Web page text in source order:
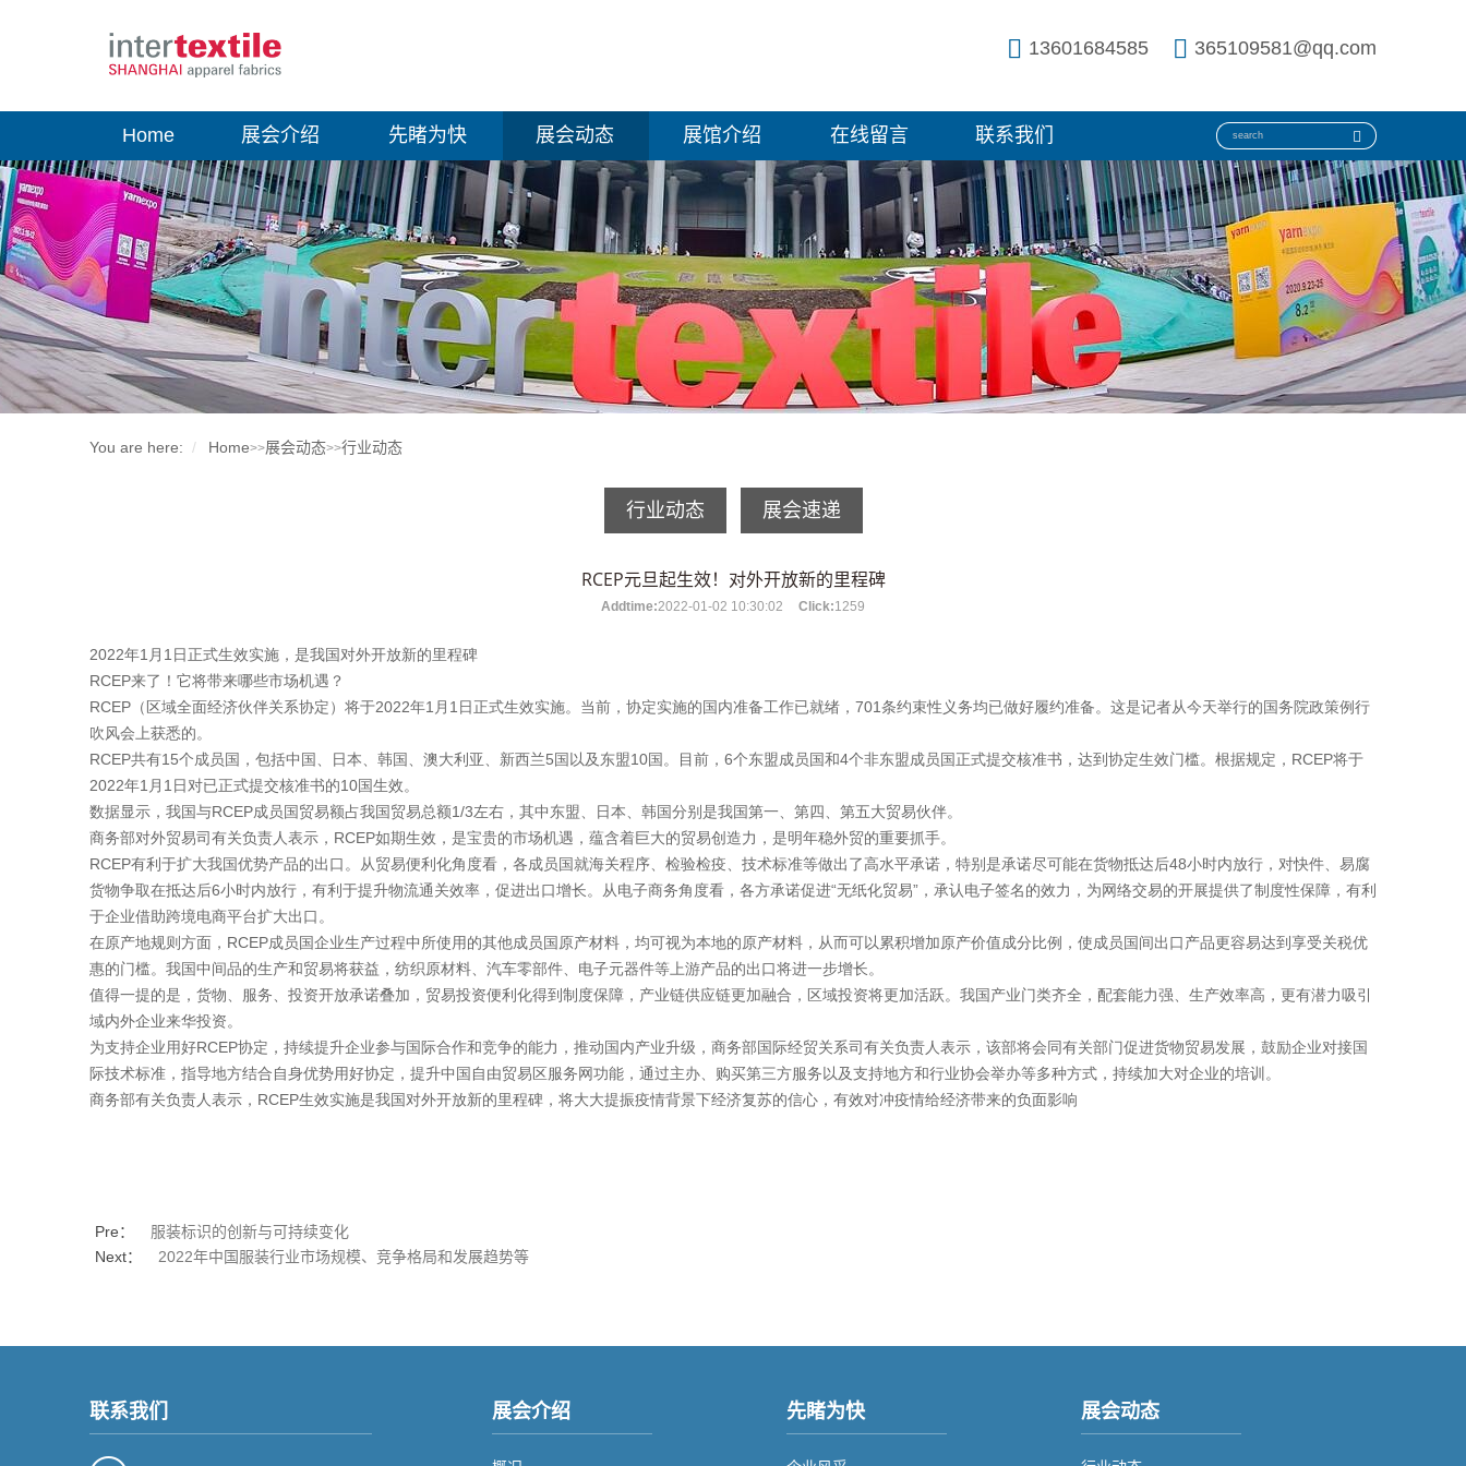
365109581@qq.com
13601684585
Home 展会介绍 先睹为快 展会动态 展馆介绍 在线留言 联系我们
You are here: Home>>展会动态>>行业动态
行业动态 展会速递
RCEP元旦起生效！对外开放新的里程碑
Addtime:2022-01-02 10:30:02 Click:1259
2022年1月1日正式生效实施，是我国对外开放新的里程碑
RCEP来了！它将带来哪些市场机遇？
RCEP（区域全面经济伙伴关系协定）将于2022年1月1日正式生效实施。当前，协定实施的国内准备工作已就绪，701条约束性义务均已做好履约准备。这是记者从今天举行的国务院政策例行
吹风会上获悉的。
RCEP共有15个成员国，包括中国、日本、韩国、澳大利亚、新西兰5国以及东盟10国。目前，6个东盟成员国和4个非东盟成员国正式提交核准书，达到协定生效门槛。根据规定，RCEP将于
2022年1月1日对已正式提交核准书的10国生效。
数据显示，我国与RCEP成员国贸易额占我国贸易总额1/3左右，其中东盟、日本、韩国分别是我国第一、第四、第五大贸易伙伴。
商务部对外贸易司有关负责人表示，RCEP如期生效，是宝贵的市场机遇，蕴含着巨大的贸易创造力，是明年稳外贸的重要抓手。
RCEP有利于扩大我国优势产品的出口。从贸易便利化角度看，各成员国就海关程序、检验检疫、技术标准等做出了高水平承诺，特别是承诺尽可能在货物抵达后48小时内放行，对快件、易腐
货物争取在抵达后6小时内放行，有利于提升物流通关效率，促进出口增长。从电子商务角度看，各方承诺促进“无纸化贸易”，承认电子签名的效力，为网络交易的开展提供了制度性保障，有利
于企业借助跨境电商平台扩大出口。
在原产地规则方面，RCEP成员国企业生产过程中所使用的其他成员国原产材料，均可视为本地的原产材料，从而可以累积增加原产价值成分比例，使成员国间出口产品更容易达到享受关税优
惠的门槛。我国中间品的生产和贸易将获益，纺织原材料、汽车零部件、电子元器件等上游产品的出口将进一步增长。
值得一提的是，货物、服务、投资开放承诺叠加，贸易投资便利化得到制度保障，产业链供应链更加融合，区域投资将更加活跃。我国产业门类齐全，配套能力强、生产效率高，更有潜力吸引
域内外企业来华投资。
为支持企业用好RCEP协定，持续提升企业参与国际合作和竞争的能力，推动国内产业升级，商务部国际经贸关系司有关负责人表示，该部将会同有关部门促进货物贸易发展，鼓励企业对接国
际技术标准，指导地方结合自身优势用好协定，提升中国自由贸易区服务网功能，通过主办、购买第三方服务以及支持地方和行业协会举办等多种方式，持续加大对企业的培训。
商务部有关负责人表示，RCEP生效实施是我国对外开放新的里程碑，将大大提振疫情背景下经济复苏的信心，有效对冲疫情给经济带来的负面影响
Pre：
服装标识的创新与可持续变化
Next：
2022年中国服装行业市场规模、竞争格局和发展趋势等
联系我们 展会介绍 先睹为快 展会动态